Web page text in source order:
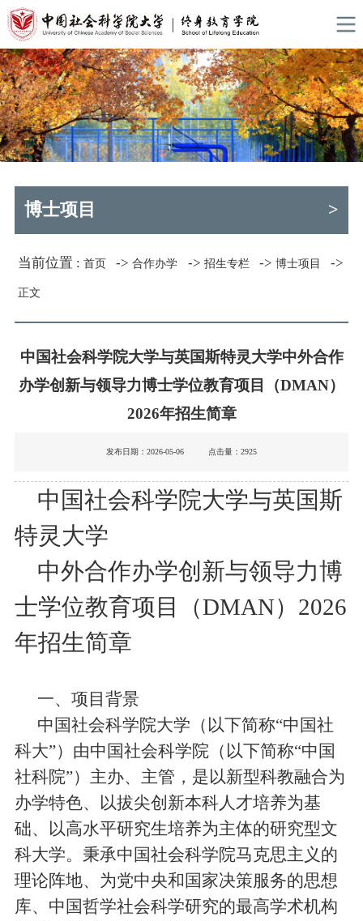
博士项目 >
当前位置 :首页 ->合作办学 -> 招生专栏 ->博士项目 ->
正文
中国社会科学院大学与英国斯特灵大学中外合作
办学创新与领导力博士学位教育项目（DMAN）
2026年招生简章
发布日期：2026-05-06 点击量： 2925
中国社会科学院大学与英国斯
特灵大学
中外合作办学创新与领导力博
士学位教育项目
（DMAN） 2026
年招生简章
一、项目背景
中国社会科学院大学（以下简称“中国社
科大”）由中国社会科学院（以下简称“中国
社科院”）主办、主管，是以新型科教融合为
办学特色、以拔尖创新本科人才培养为基
础、以高水平研究生培养为主体的研究型文
科大学。秉承中国社会科学院马克思主义的
理论阵地、为党中央和国家决策服务的思想
库、中国哲学社会科学研究的最高学术机构